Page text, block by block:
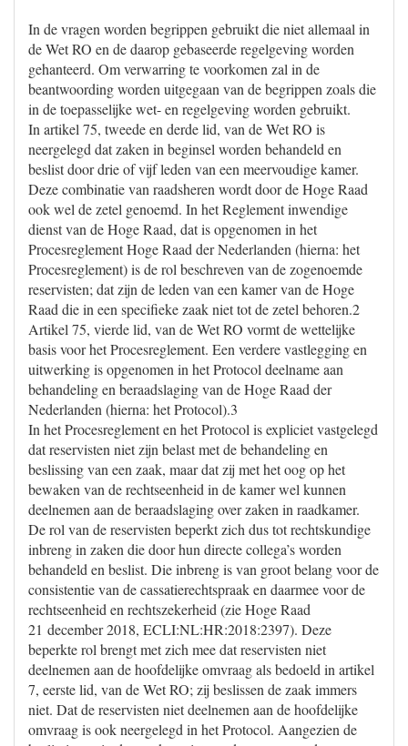
In de vragen worden begrippen gebruikt die niet allemaal in
de Wet RO en de daarop gebaseerde regelgeving worden
gehanteerd. Om verwarring te voorkomen zal in de
beantwoording worden uitgegaan van de begrippen zoals die
in de toepasselijke wet- en regelgeving worden gebruikt.
In artikel 75, tweede en derde lid, van de Wet RO is
neergelegd dat zaken in beginsel worden behandeld en
beslist door drie of vijf leden van een meervoudige kamer.
Deze combinatie van raadsheren wordt door de Hoge Raad
ook wel de zetel genoemd. In het Reglement inwendige
dienst van de Hoge Raad, dat is opgenomen in het
Procesreglement Hoge Raad der Nederlanden (hierna: het
Procesreglement) is de rol beschreven van de zogenoemde
reservisten; dat zijn de leden van een kamer van de Hoge
Raad die in een specifieke zaak niet tot de zetel behoren.2
Artikel 75, vierde lid, van de Wet RO vormt de wettelijke
basis voor het Procesreglement. Een verdere vastlegging en
uitwerking is opgenomen in het Protocol deelname aan
behandeling en beraadslaging van de Hoge Raad der
Nederlanden (hierna: het Protocol).3
In het Procesreglement en het Protocol is expliciet vastgelegd
dat reservisten niet zijn belast met de behandeling en
beslissing van een zaak, maar dat zij met het oog op het
bewaken van de rechtseenheid in de kamer wel kunnen
deelnemen aan de beraadslaging over zaken in raadkamer.
De rol van de reservisten beperkt zich dus tot rechtskundige
inbreng in zaken die door hun directe collega’s worden
behandeld en beslist. Die inbreng is van groot belang voor de
consistentie van de cassatierechtspraak en daarmee voor de
rechtseenheid en rechtszekerheid (zie Hoge Raad
21 december 2018, ECLI:NL:HR:2018:2397). Deze
beperkte rol brengt met zich mee dat reservisten niet
deelnemen aan de hoofdelijke omvraag als bedoeld in artikel
7, eerste lid, van de Wet RO; zij beslissen de zaak immers
niet. Dat de reservisten niet deelnemen aan de hoofdelijke
omvraag is ook neergelegd in het Protocol. Aangezien de